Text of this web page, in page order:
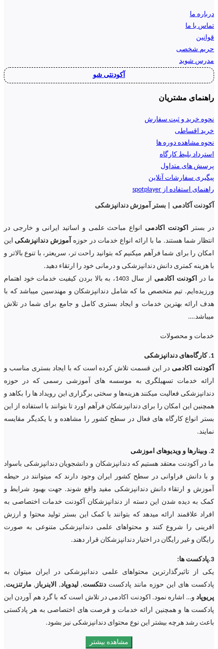
درباره ما
تماس با ما
قوانین
حریم شخصی
مدرس شوید
آکودنتی شو
راهنمای مشتریان
نحوه خرید و ثبت سفارش
خرید اقساطی
نحوه مشاهده دوره ها
استرداد بلیط کارگاه
پرسش های متداول
پیگیری سفارشات آنلاین
راهنمای استفاده از spotplayer
آکودنت آکادمی | بستر آموزش دندانپزشکی
در بستر اکودنت اکادمی انواع مباحث علمی و اساتید ایرانی و خارجی در
انتظار شما هستند. ما با ارائه انواع خدمات در حوزه آموزش دندانپزشکی این
امکان را برای شما فرآهم میکنیم که بتوانید راحت تر، سریعتر، با تنوع بالاتر و
با هزینه کمتری دانش دندانپزشکی و درمانی خود را ارتقاء دهید.
ما در اکودنت اکادمی
از سال 1403، به بالا بردن کیفیت خدمات خود اهتمام
ورزیده‌‌ایم. تیم متخصص ما که شامل دندانپزشکان و مهندسین میباشد که با
هدف ارائه بهترین خدمات و ایجاد بستری کامل و جامع برای شما در تلاش
میباشد.…
خدمات و محصولات
1. کارگاه‌های دندانپزشکی
آکودنت اکادمی در این قسمت تلاش کرده است که با ایجاد بستری مناسب و
ارائه خدمات تسهیلگری به موسسه های آموزشی رسمی که در حوزه
دندانپزشکی فعالیت میکنند هزینه‌ها و سختی برگزاری این رویداد ها را بکاهد و
همچنین این امکان را برای دندانپزشکان فرآهم اورد تا بتوانند با استفاده از این
بستر انواع کارگاه های فعال در سطح کشور را مشاهده و با یکدیگر مقایسه
نمایند.
2. وبینارها و ویدیوهای اموزشی
ما در آکودنت معتقد هستیم که دندانپزشکان و دانشجویان دندانپزشکی باسواد
و با دانش فراوانی در سطح کشور ایران وجود دارند که میتوانند در حیطه
آموزش و ارتقاء دانش دندانپزشکی مفید واقع شوند. جهت بهبود شرایط و
کمک به دیده شدن این دسته از دندانپزشکان آکودنت خدمات اختصاصی به
افراد علاقمند ارائه میدهد که بتوانند با کمک این بستر تولید محتوا و ارزش
افرینی را شروع کنند و محتواهای علمی دندانپزشکی متنوعی به صورت
رایگان و غیر رایگان در اختیار دندانپزشکان قرار دهند.
3.پادکست ها:
یکی از تاثیرگذارترین محتواهای علمی دندانپزشکی در ایران میتوان به
پادکست های این حوزه مانند پادکست دنتکست, لیدوپاد, الاینرباز , مارتنزیت,
پریوپاد و… اشاره نمود. اکودنت اکادمی در تلاش است که با گرد هم آوردن این
پادکست ها و همچنین ارائه خدمات و فرصت های اختصاصی به هر پادکستی
باعث رشد هرچه بیشتر این نوع محتوای دندانپزشکی نیز بشود.
مشاهده بیشتر